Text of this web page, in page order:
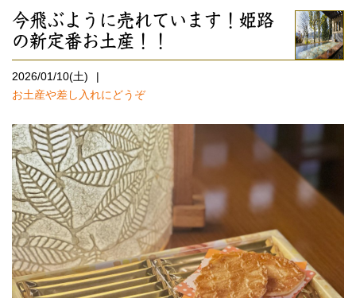
今飛ぶように売れています！姫路
の新定番お土産！！
2026/01/10(土)
お土産や差し入れにどうぞ